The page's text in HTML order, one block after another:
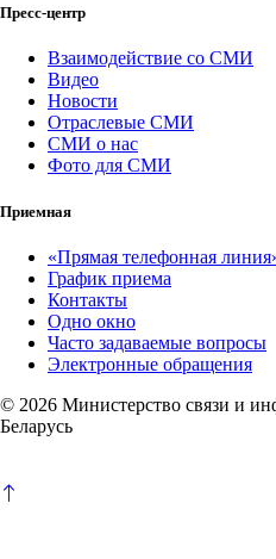
Пресс-центр
Взаимодействие со СМИ
Видео
Новости
Отраслевые СМИ
СМИ о нас
Фото для СМИ
Приемная
«Прямая телефонная
График приема
Контакты
Одно окно
Часто задаваемые вопросы
Электронные обращения
© 2026 Министерство связи и
Беларусь